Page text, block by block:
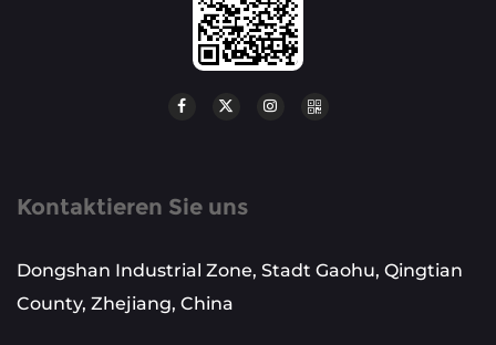
Kontaktieren Sie uns
Dongshan Industrial Zone, Stadt Gaohu, Qingtian
County, Zhejiang, China